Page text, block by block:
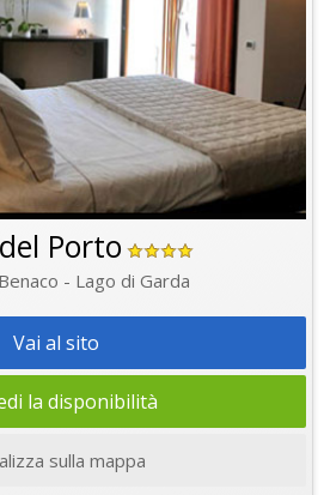
Porto
- Lago di Garda
Vai al sito
la disponibilità
sulla mappa